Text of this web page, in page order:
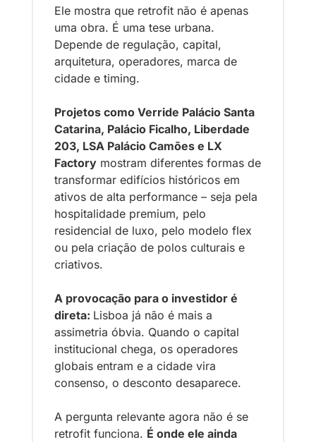
Ele mostra que retrofit não é apenas
uma obra. É uma tese urbana.
Depende de regulação, capital,
arquitetura, operadores, marca de
cidade e timing.
Projetos como Verride Palácio Santa
Catarina, Palácio Ficalho, Liberdade
203, LSA Palácio Camões e LX
Factory mostram diferentes formas de
transformar edifícios históricos em
ativos de alta performance – seja pela
hospitalidade premium, pelo
residencial de luxo, pelo modelo flex
ou pela criação de polos culturais e
criativos.
A provocação para o investidor é
direta: Lisboa já não é mais a
assimetria óbvia. Quando o capital
institucional chega, os operadores
globais entram e a cidade vira
consenso, o desconto desaparece.
A pergunta relevante agora não é se
retrofit funciona. É onde ele ainda